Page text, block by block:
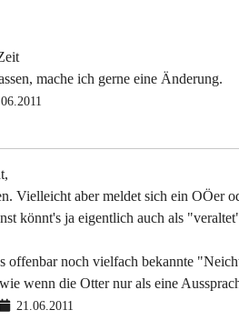
mache ich gerne eine Änderung.
Vielleicht aber meldet sich ein OÖer
könnt's ja eigentlich auch als
offenbar noch vielfach bekannte
wenn die Otter nur als eine
21.06.2011